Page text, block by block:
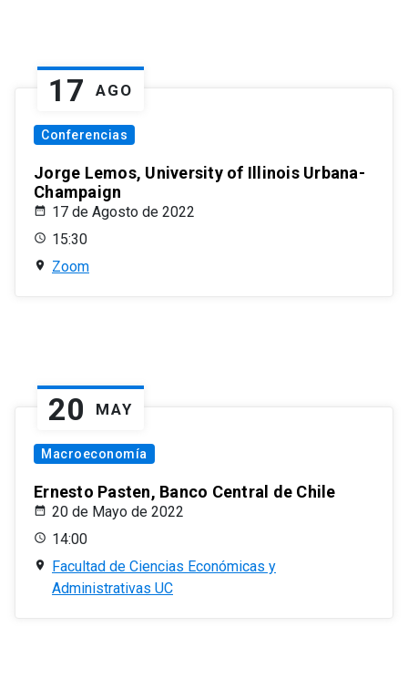
17 AGO
Conferencias
Jorge Lemos, University of Illinois Urbana-
Champaign
17 de Agosto de 2022
15:30
Zoom
20 MAY
Macroeconomía
Ernesto Pasten, Banco Central de Chile
20 de Mayo de 2022
14:00
Facultad de Ciencias Económicas y
Administrativas UC